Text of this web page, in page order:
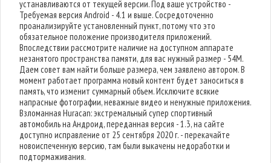
устанавливаются от текущей версии. Под ваше устройство -
Требуемая версия Android - 4.1 и выше. Сосредоточенно
проанализируйте установленный пункт, потому что это
обязательное положение производителя приложений.
Впоследствии рассмотрите наличие на доступном аппарате
незанятого пространства памяти, для вас нужный размер - 54M.
Даем совет вам найти больше размера, чем заявлено автором. В
момент работает программа новый контент будет заноситься в
память, что изменит суммарный объем. Исключите всякие
напрасные фотографии, неважные видео и ненужные приложения.
Взломанная Huracan: экстремальный супер спортивный
автомобиль на Андроид, переданная версия - 1.3, на сайте
доступно исправление от 25 сентября 2020 г. - перекачайте
новоиспеченную версию, там были выкачены недоработки и
подтормаживания.